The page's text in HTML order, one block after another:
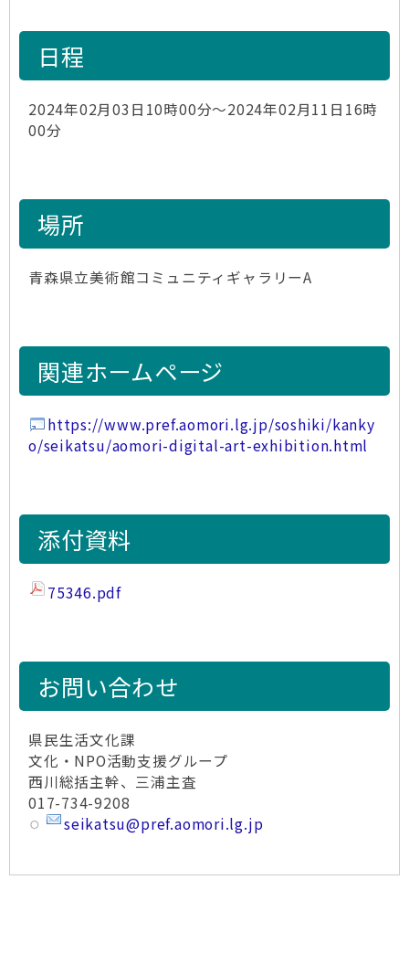
日程
2024年02月03日10時00分～2024年02月11日16時
00分
場所
青森県立美術館コミュニティギャラリーA
関連ホームページ
https://www.pref.aomori.lg.jp/soshiki/kanky
o/seikatsu/aomori-digital-art-exhibition.html
添付資料
75346.pdf
お問い合わせ
県民生活文化課
文化・NPO活動支援グループ
西川総括主幹、三浦主査
017-734-9208
seikatsu@pref.aomori.lg.jp